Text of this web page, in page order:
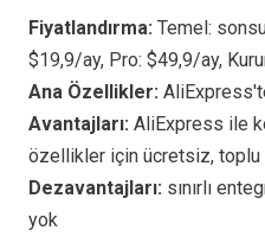
Fiyatlandırma: Temel:
$19,9/ay, Pro: $49,9/ay,
Ana Özellikler:
Avantajları: AliExpress ile
özellikler için ücretsiz,
Dezavantajları: sınırlı
yok